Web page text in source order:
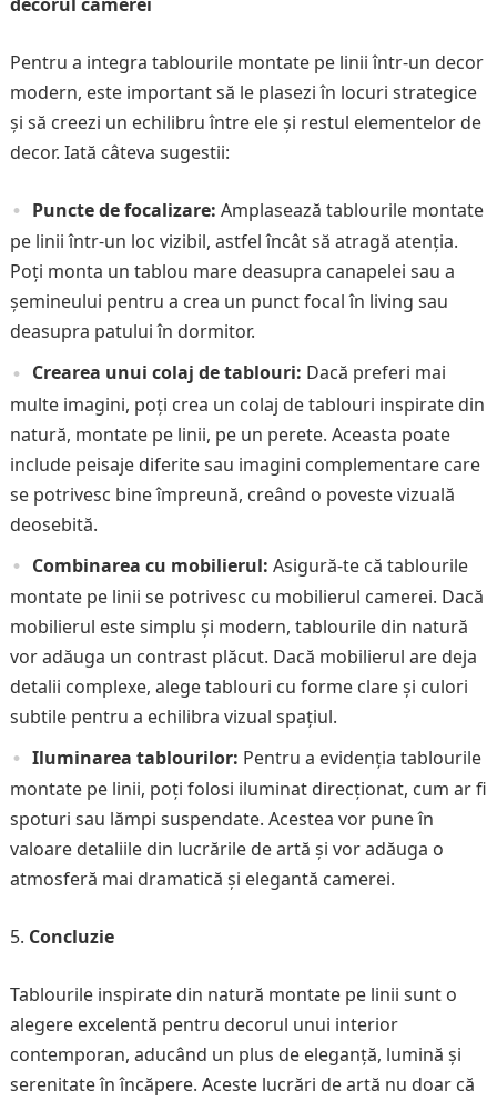
Pentru a integra tablourile montate pe linii într-un decor
modern, este important să le plasezi în locuri strategice
și să creezi un echilibru între ele și restul elementelor de
decor. Iată câteva sugestii:
Puncte de focalizare: Amplasează tablourile montate
pe linii într-un loc vizibil, astfel încât să atragă atenția.
Poți monta un tablou mare deasupra canapelei sau a
șemineului pentru a crea un punct focal în living sau
deasupra patului în dormitor.
Crearea unui colaj de tablouri: Dacă preferi mai
multe imagini, poți crea un colaj de tablouri inspirate din
natură, montate pe linii, pe un perete. Aceasta poate
include peisaje diferite sau imagini complementare care
se potrivesc bine împreună, creând o poveste vizuală
deosebită.
Combinarea cu mobilierul: Asigură-te că tablourile
montate pe linii se potrivesc cu mobilierul camerei. Dacă
mobilierul este simplu și modern, tablourile din natură
vor adăuga un contrast plăcut. Dacă mobilierul are deja
detalii complexe, alege tablouri cu forme clare și culori
subtile pentru a echilibra vizual spațiul.
Iluminarea tablourilor: Pentru a evidenția tablourile
montate pe linii, poți folosi iluminat direcționat, cum ar fi
spoturi sau lămpi suspendate. Acestea vor pune în
valoare detaliile din lucrările de artă și vor adăuga o
atmosferă mai dramatică și elegantă camerei.
Concluzie
Tablourile inspirate din natură montate pe linii sunt o
alegere excelentă pentru decorul unui interior
contemporan, aducând un plus de eleganță, lumină și
serenitate în încăpere. Aceste lucrări de artă nu doar că